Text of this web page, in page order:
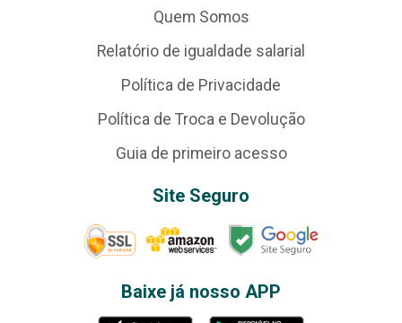
Quem Somos
Relatório de igualdade salarial
Política de Privacidade
Política de Troca e Devolução
Guia de primeiro acesso
Site Seguro
Baixe já nosso APP